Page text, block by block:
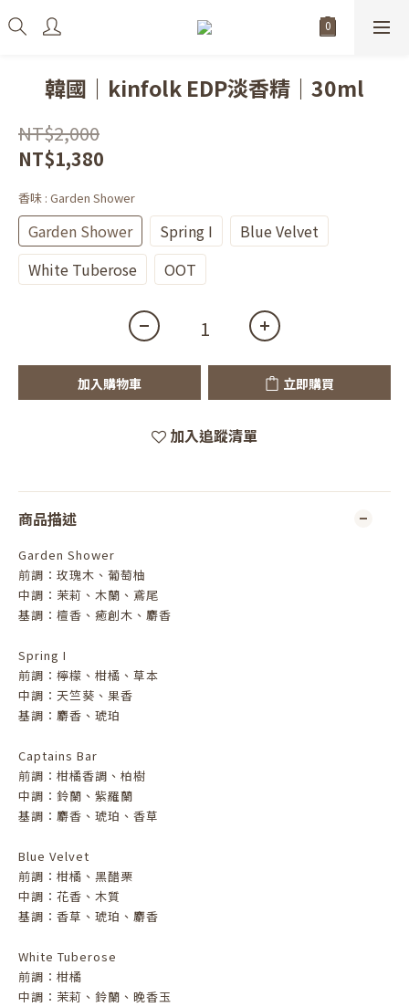
韓國｜kinfolk EDP淡香精｜30ml
NT$2,000
NT$1,380
香味 : Garden Shower
Garden Shower Spring I
Blue Velvet
White Tuberose
OOT
加入購物車 立即購買
加入追蹤清單
商品描述
Garden Shower
前調：玫瑰木、葡萄柚
中調：茉莉、木蘭、鳶尾
基調：檀香、癒創木、麝香
Spring I
前調：檸檬、柑橘、草本
中調：天竺葵、果香
基調：麝香、琥珀
Captains Bar
前調：柑橘香調、柏樹
中調：鈴蘭、紫羅蘭
基調：麝香、琥珀、香草
Blue Velvet
前調：柑橘、黑醋栗
中調：花香、木質
基調：香草、琥珀、麝香
White Tuberose
前調：柑橘
中調：茉莉、鈴蘭、晚香玉